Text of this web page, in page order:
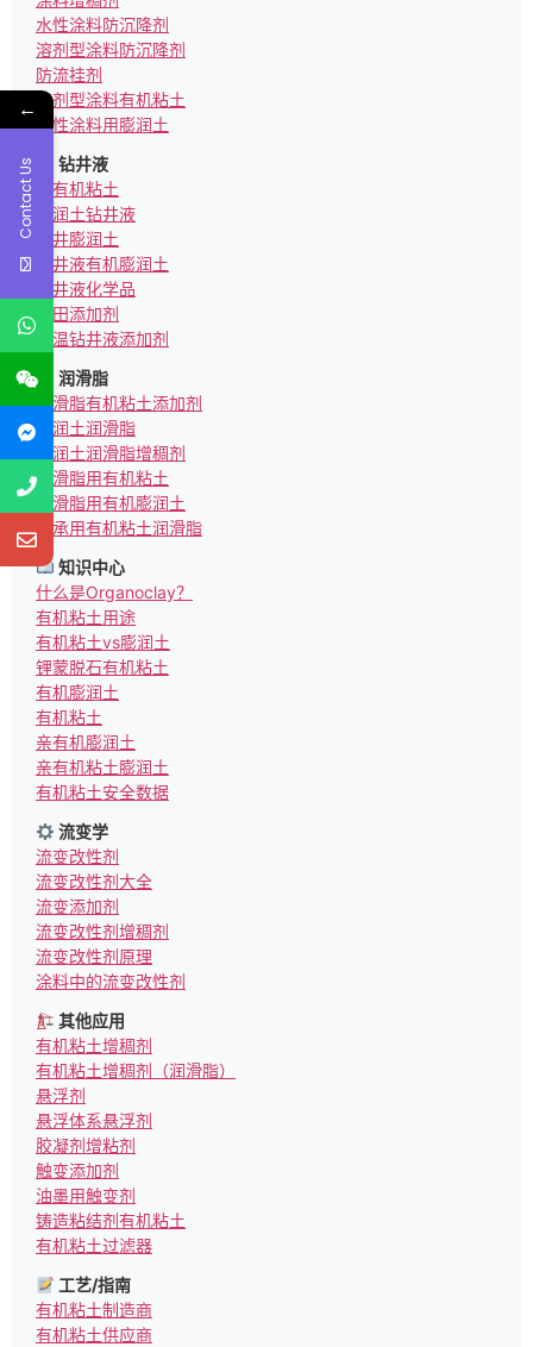
水性涂料防沉降剂
溶剂型涂料防沉降剂
防流挂剂
溶剂型涂料有机粘土
水性涂料用膨润土
钻井液
亲有机粘土
膨润土钻井液
钻井膨润土
钻井液有机膨润土
钻井液化学品
油田添加剂
高温钻井液添加剂
润滑脂
润滑脂有机粘土添加剂
膨润土润滑脂
膨润土润滑脂增稠剂
润滑脂用有机粘土
润滑脂用有机膨润土
轴承用有机粘土润滑脂
知识中心
什么是Organoclay？
有机粘土用途
有机粘土vs膨润土
锂蒙脱石有机粘土
有机膨润土
有机粘土
亲有机膨润土
亲有机粘土膨润土
有机粘土安全数据
流变学
流变改性剂
流变改性剂大全
流变添加剂
流变改性剂增稠剂
流变改性剂原理
涂料中的流变改性剂
其他应用
有机粘土增稠剂
有机粘土增稠剂（润滑脂）
悬浮剂
悬浮体系悬浮剂
胶凝剂增粘剂
触变添加剂
油墨用触变剂
铸造粘结剂有机粘土
有机粘土过滤器
工艺/指南
有机粘土制造商
有机粘土供应商
←
Contact Us